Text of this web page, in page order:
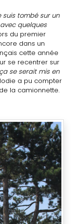
suis tombé sur un
quelques
du premier
dans un
cette année
se recentrer sur
se serait mis en
a pu compter
la camionnette.